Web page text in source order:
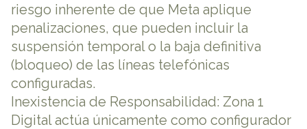
riesgo inherente de que Meta aplique
penalizaciones, que pueden incluir la
suspensión temporal o la baja definitiva
(bloqueo) de las líneas telefónicas
configuradas.
Inexistencia de Responsabilidad: Zona 1
Digital actúa únicamente como configurador